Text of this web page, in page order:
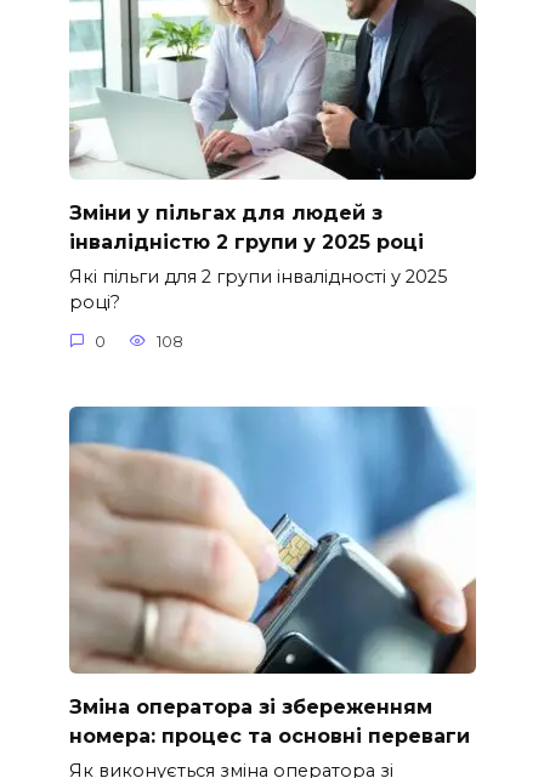
Зміни у пільгах для людей з
інвалідністю 2 групи у 2025 році
Які пільги для 2 групи інвалідності у 2025
році?
0 108
Зміна оператора зі збереженням
номера: процес та основні переваги
Як виконується зміна оператора зі